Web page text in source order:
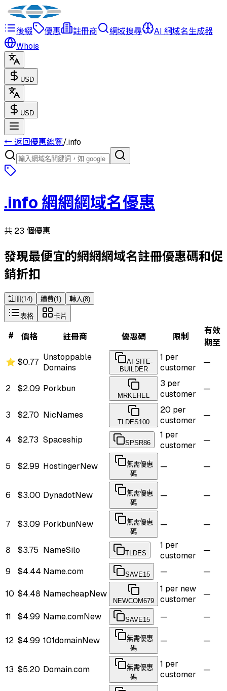
後綴 優惠 註冊商 網域搜尋
AI 網域名生成器
Whois
USD
USD
← 返回優惠總覽/.info
.info 網網網域名優惠
共 23 個優惠
發現最便宜的網網網域名註冊優惠碼和促
銷折扣
註冊(14) 續費(1) 轉入(8)
表格 卡片
# 價格 註冊商 優惠碼 限制
有效
期至
⭐ $0.77 Unstoppable
Domains
AI-SITE-
BUILDER
1 per
customer
—
2 $2.09 Porkbun
MRKEHEL
3 per
customer
—
3 $2.70 NicNames
TLDES100
20 per
customer
—
4 $2.73 Spaceship SPSR86
1 per
customer
—
5 $2.99 HostingerNew
無需優惠
碼
— —
6 $3.00 DynadotNew
無需優惠
碼
— —
7 $3.09 PorkbunNew
無需優惠
碼
— —
8 $3.75 NameSilo TLDES
1 per
customer
—
9
$4.44 Name.com SAVE15 — —
10 $4.48 NamecheapNew
NEWCOM679
1 per new
customer
—
11 $4.99 Name.comNew SAVE15 — —
12 $4.99 101domainNew
無需優惠
碼
— —
13 $5.20 Domain.com
無需優惠
碼
1 per
customer
—